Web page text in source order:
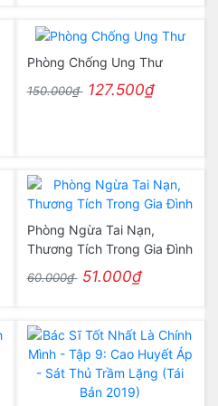
Phòng Chống Ung Thư
150.000₫ 127.500₫
Phòng Ngừa Tai Nạn,
Thương Tích Trong Gia Đình
60.000₫ 51.000₫